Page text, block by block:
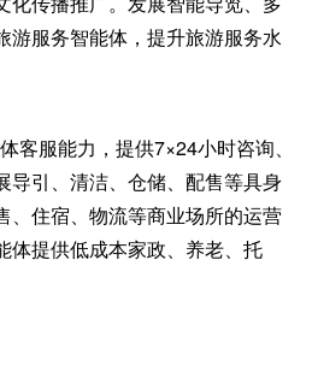
游服务智能体，提升旅游服务水
客服能力，提供7×24小时咨询、
导引、清洁、仓储、配售等具身
、住宿、物流等商业场所的运营
体提供低成本家政、养老、托